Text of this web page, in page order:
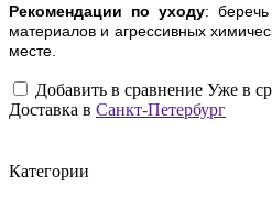
Рекомендации по уходу: беречь
материалов и агрессивных
месте.
Добавить в сравнение Уже в
Доставка в Санкт-Петербург
Категории